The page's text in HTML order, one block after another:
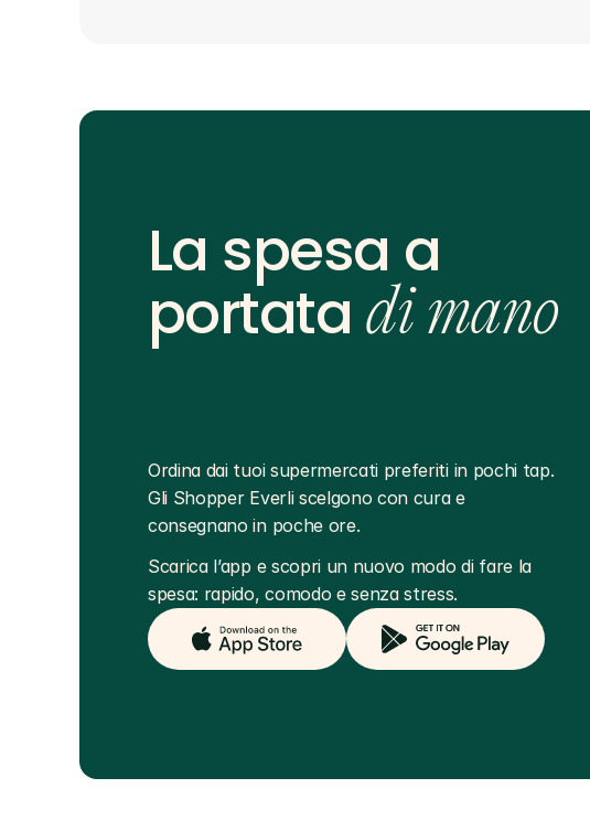
La spesa a
portata di mano
Ordina dai tuoi supermercati preferiti in pochi tap.
Gli Shopper Everli scelgono con cura e
consegnano in poche ore.
Scarica l’app e scopri un nuovo modo di fare la
spesa: rapido, comodo e senza stress.